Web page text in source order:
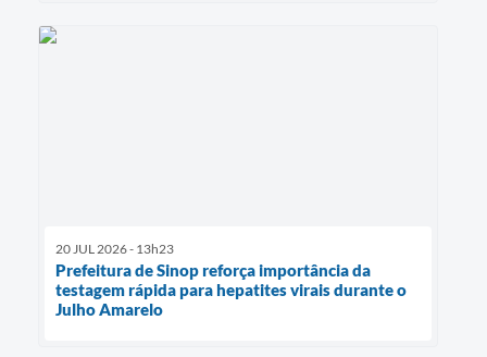
20 JUL 2026 - 13h23
Prefeitura de Sinop reforça importância da
testagem rápida para hepatites virais durante o
Julho Amarelo